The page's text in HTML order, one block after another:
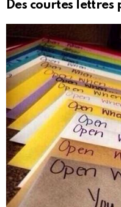
Des courtes